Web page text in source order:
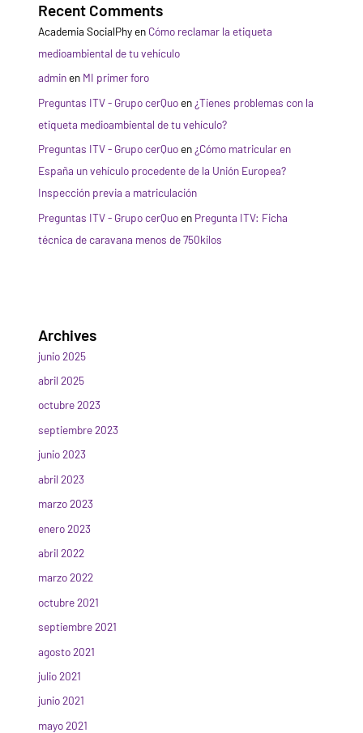
Recent Comments
Academia SocialPhyen Cómo reclamar la etiqueta
medioambiental de tu vehículo
adminen MI primer foro
Preguntas ITV - Grupo cerQuoen ¿Tienes problemas con la
etiqueta medioambiental de tu vehículo?
Preguntas ITV - Grupo cerQuoen ¿Cómo matricular en
España un vehículo procedente de la Unión Europea?
Inspección previa a matriculación
Preguntas ITV - Grupo cerQuoen Pregunta ITV: Ficha
técnica de caravana menos de 750kilos
Archives
junio 2025
abril 2025
octubre 2023
septiembre 2023
junio 2023
abril 2023
marzo 2023
enero 2023
abril 2022
marzo 2022
octubre 2021
septiembre 2021
agosto 2021
julio 2021
junio 2021
mayo 2021